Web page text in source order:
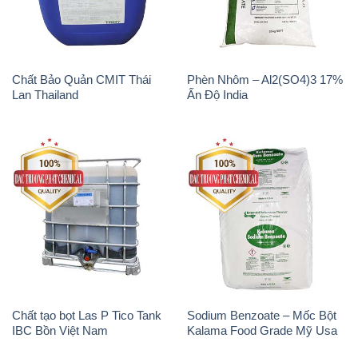
Chất tạo bọt Las P Tico Tank
IBC Bồn Việt Nam
Sodium Benzoate – Mốc Bột
Kalama Food Grade Mỹ Usa